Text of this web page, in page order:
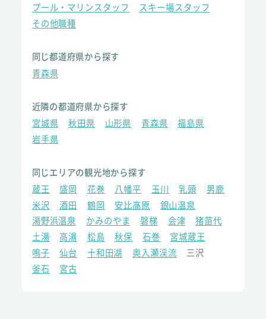
プール・マリンスタッフ
スキー場スタッフ
その他職種
同じ都道府県から探す
青森県
近隣の都道府県から探す
宮城県
秋田県 山形県 青森県
福島県
岩手県
同じエリアの観光地から探す
蔵王
盛岡 花巻 八幡平 玉川 乳頭
男鹿
米沢
酒田 鶴岡 安比高原
銀山温泉
湯野浜温泉
かみのやま 磐梯 会津
猪苗代
土湯
高湯 松島 秋保 石巻
宮城蔵王
鳴子
仙台 十和田湖 奥入瀬渓流
三沢
釜石
宮古